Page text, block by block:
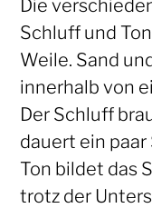
Die
Schluff und
Weile. Sand
innerhalb von
Der Schluff
dauert ein
Ton bildet das
trotz der